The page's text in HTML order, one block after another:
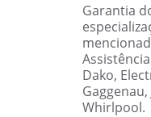
Garantia
Dako,
Whirlpool.